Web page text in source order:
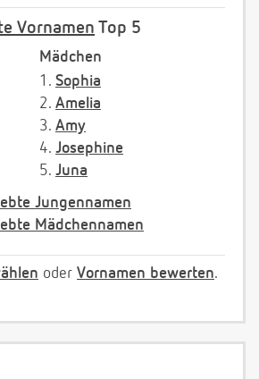
Vornamen Top 5
Mädchen
1. Sophia
2. Amelia
3. Amy
4. Josephine
5. Juna
Jungennamen
Mädchennamen
oder Vornamen bewerten.